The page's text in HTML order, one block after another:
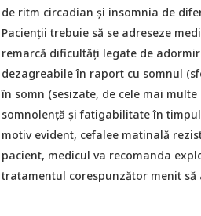
de ritm circadian și insomnia de
Pacienții trebuie să se adreseze
remarcă dificultăți legate de
dezagreabile în raport cu somnul
în somn (sesizate, de cele mai
somnolență și fatigabilitate în
motiv evident, cefalee matinală
pacient, medicul va recomanda
tratamentul corespunzător menit